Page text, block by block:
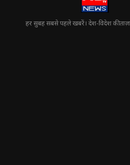
हर सुबह सबसे पहले खबरें। देश-विदेश की